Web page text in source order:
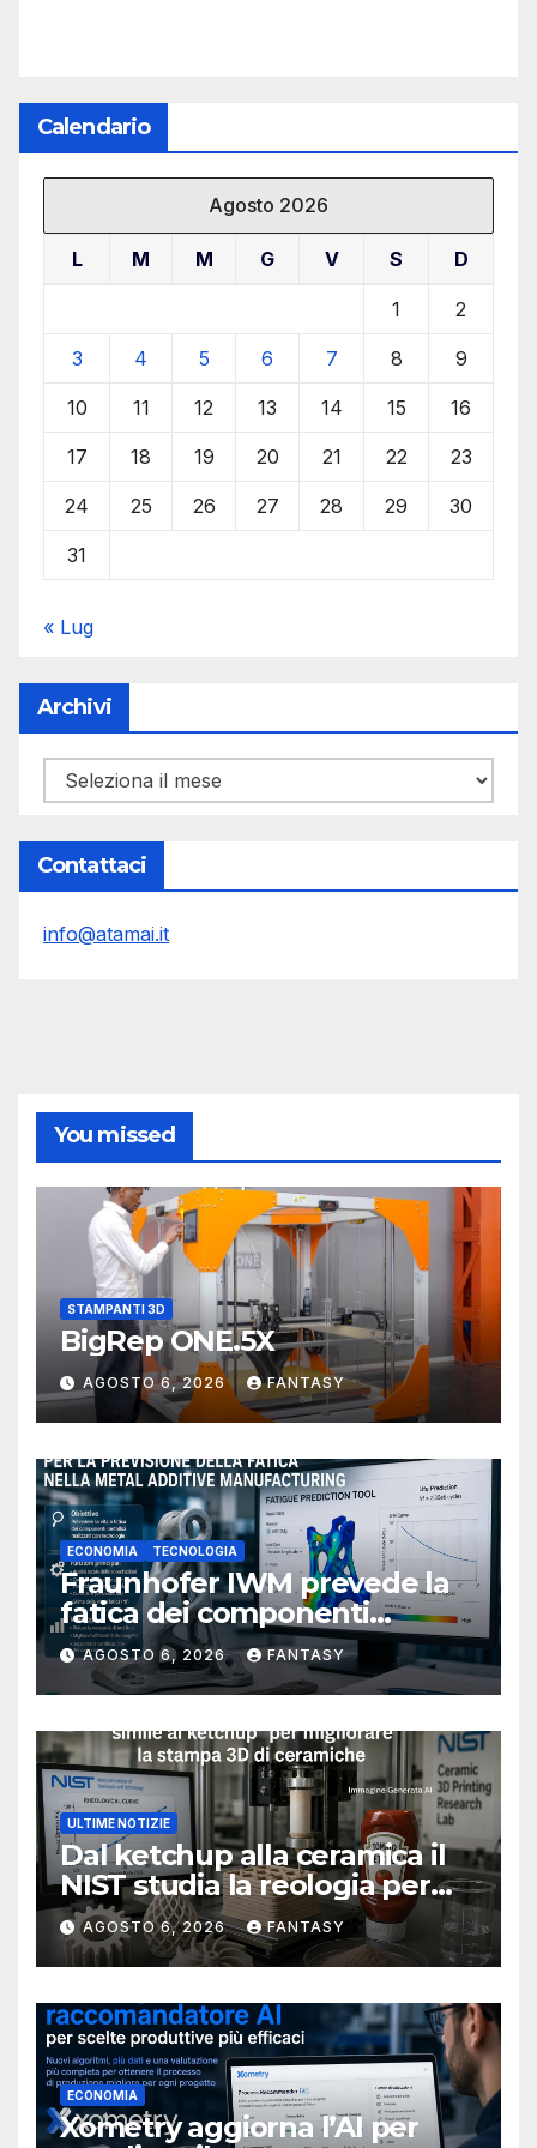
Calendario
Agosto 2026
L M M G V S D
1 2
3 4 5 6 7 8 9
10 11 12 13 14 15 16
17 18 19 20 21 22 23
24 25 26 27 28 29 30
31
« Lug
Archivi
Archivi
Contattaci
info@atamai.it
You missed
STAMPANTI 3D
BigRep ONE.5X
AGOSTO 6, 2026 FANTASY
ECONOMIA TECNOLOGIA
Fraunhofer IWM prevede la
fatica dei componenti
metallici stampati in 3D
AGOSTO 6, 2026 FANTASY
ULTIME NOTIZIE
Dal ketchup alla ceramica il
NIST studia la reologia per
rendere più affidabile la
stampa 3D
AGOSTO 6, 2026 FANTASY
ECONOMIA
Xometry aggiorna l’AI per